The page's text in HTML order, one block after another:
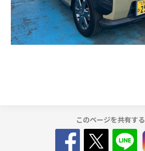
このページを共有する